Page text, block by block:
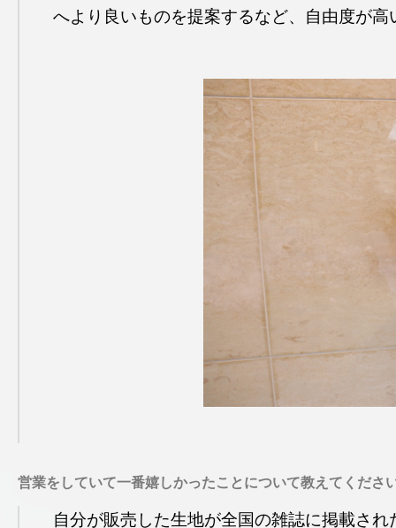
へより良いものを提案するなど、自由度が
営業をしていて一番嬉しかったことについて教えてくださ
自分が販売した生地が全国の雑誌に掲載さ